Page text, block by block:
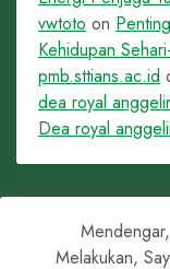
vwtoto on
Kehidupan
pmb.sttians.ac.id
dea royal
Dea royal
Melakukan,